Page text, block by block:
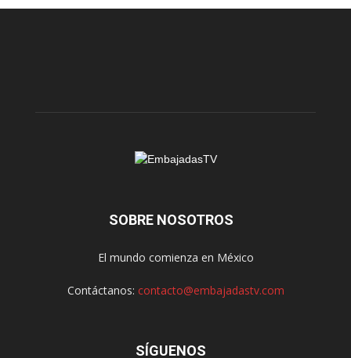
SOBRE NOSOTROS
El mundo comienza en México
Contáctanos: contacto@embajadastv.com
SÍGUENOS